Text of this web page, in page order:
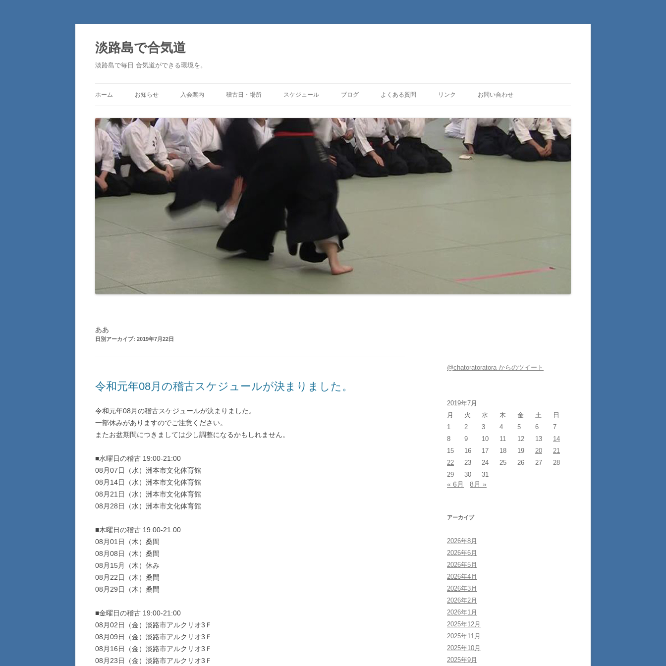
淡路島で合気道
淡路島で毎日 合気道ができる環境を。
ホーム お知らせ 入会案内 稽古日・場所 スケジュール ブログ よくある質問 リンク お問い合わせ
ああ
日別アーカイブ: 2019年7月22日
令和元年08月の稽古スケジュールが決まりました。
令和元年08月の稽古スケジュールが決まりました。
一部休みがありますのでご注意ください。
またお盆期間につきましては少し調整になるかもしれません。
■水曜日の稽古 19:00-21:00
08月07日（水）洲本市文化体育館
08月14日（水）洲本市文化体育館
08月21日（水）洲本市文化体育館
08月28日（水）洲本市文化体育館
■木曜日の稽古 19:00-21:00
08月01日（木）桑間
08月08日（木）桑間
08月15月（木）休み
08月22日（木）桑間
08月29日（木）桑間
■金曜日の稽古 19:00-21:00
08月02日（金）淡路市アルクリオ3Ｆ
08月09日（金）淡路市アルクリオ3Ｆ
08月16日（金）淡路市アルクリオ3Ｆ
08月23日（金）淡路市アルクリオ3Ｆ
@chatoratoratora からのツイート
2019年7月
月
火 水 木 金 土
日
1
2 3 4 5 6
7
8
9 10 11 12 13
14
15
16 17 18 19 20
21
22
23 24 25 26 27
28
29
30 31
« 6月 8月 »
アーカイブ
2026年8月
2026年6月
2026年5月
2026年4月
2026年3月
2026年2月
2026年1月
2025年12月
2025年11月
2025年10月
2025年9月